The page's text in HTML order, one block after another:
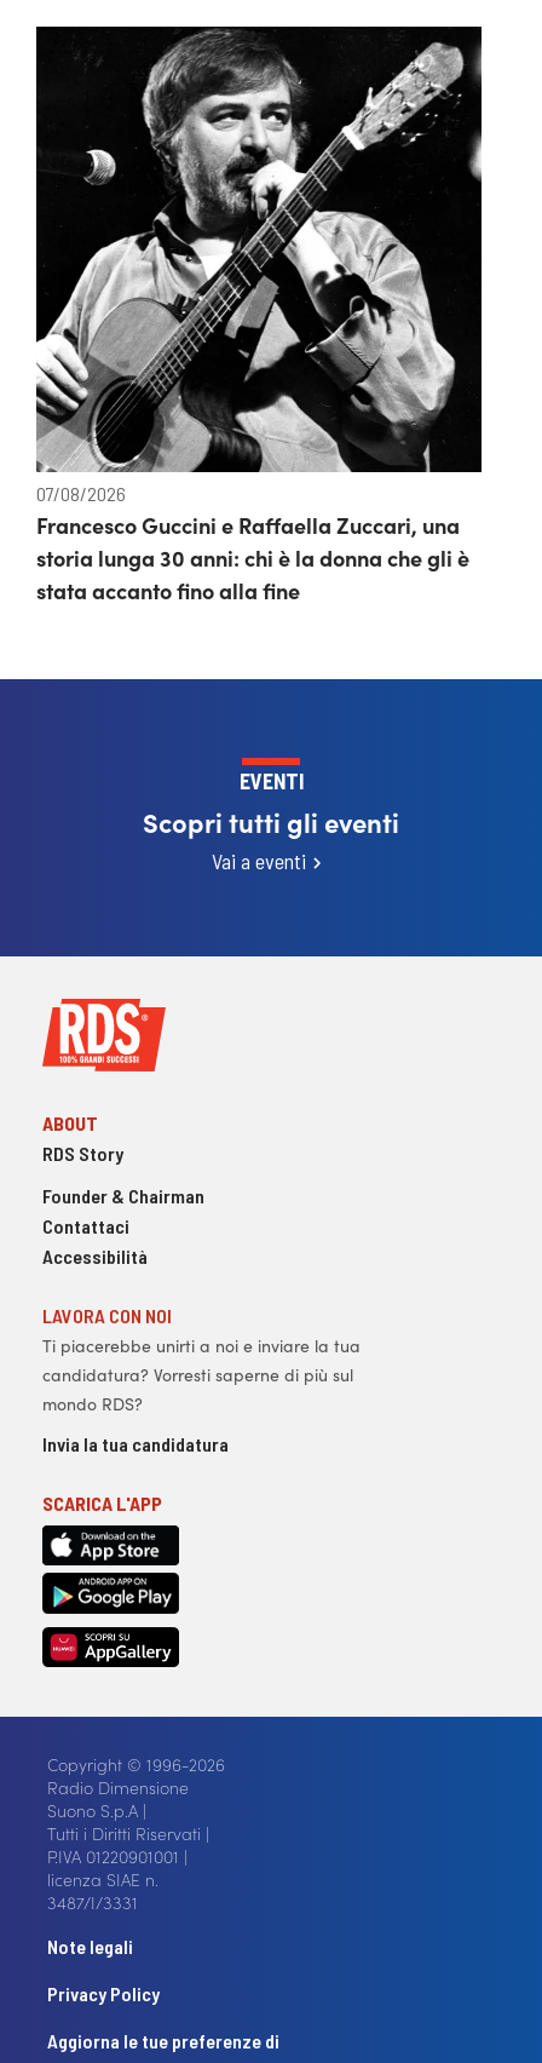
07/08/2026
Francesco Guccini e Raffaella Zuccari, una
storia lunga 30 anni: chi è la donna che gli è
stata accanto fino alla fine
EVENTI
Scopri tutti gli eventi
Vai a eventi
ABOUT
RDS Story
Founder & Chairman
Contattaci
Accessibilità
LAVORA CON NOI
Ti piacerebbe unirti a noi e inviare la tua
candidatura? Vorresti saperne di più sul
mondo RDS?
Invia la tua candidatura
SCARICA L'APP
Copyright © 1996-2026
Radio Dimensione
Suono S.p.A |
Tutti i Diritti Riservati |
P.IVA 01220901001 |
licenza SIAE n.
3487/I/3331
Note legali
Privacy Policy
Aggiorna le tue preferenze di